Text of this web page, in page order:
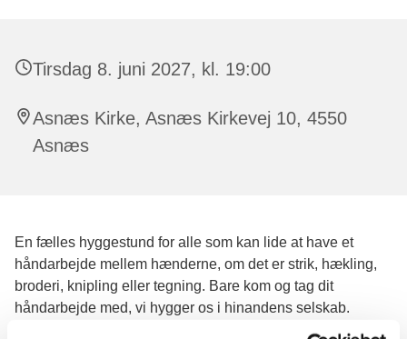
Tirsdag 8. juni 2027, kl. 19:00
Asnæs Kirke, Asnæs Kirkevej 10, 4550
Asnæs
En fælles hyggestund for alle som kan lide at have et
håndarbejde mellem hænderne, om det er strik, hækling,
broderi, knipling eller tegning. Bare kom og tag dit
håndarbejde med, vi hygger os i hinandens selskab.